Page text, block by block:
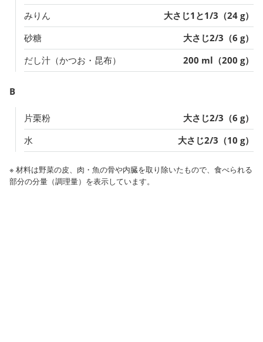
みりん
大さじ1と1/3（24 g）
砂糖
大さじ2/3（6 g）
だし汁（かつお・昆布）
200 ml（200 g）
B
片栗粉
大さじ2/3（6 g）
水
大さじ2/3（10 g）
※ 材料は野菜の皮、肉・魚の骨や内臓を取り除いたもので、食べられる
部分の分量（調理量）を表示しています。